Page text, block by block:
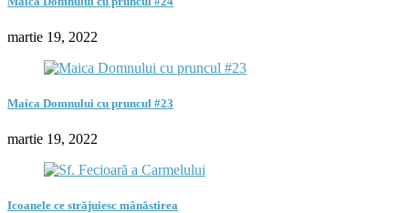
martie 19, 2022
Maica Domnului cu pruncul #23
martie 19, 2022
Icoanele ce străjuiesc mânăstirea